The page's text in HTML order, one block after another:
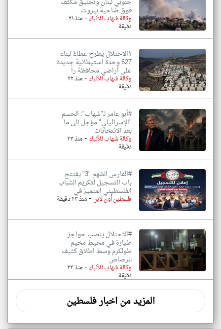
فوق ضاحية بيروت
وكالة شهاب للأنباء- منذ ٢١
دقيقة
#الاحتلال يطرح عطاءً لبناء
627 وحدة استيطانية جديدة
على أراضي محافظة را
وكالة شهاب للأنباء - منذ ٢٢
دقيقة
#أبو عامر لـ"شهاب": الحسم
"الإسرائيلي" مؤجل إلى ما
بعد الانتخابات
وكالة شهاب للأنباء - منذ ٢٣
دقيقة
#الفارس الشهم "3" يفتتح
باب التسجيل لتكريم الشباب
الفلسطيني المتميز في
فلسطين أون لاين -منذ ٢٣ دقيقة
#الاحتلال ينصب حواجز
طيارة في محيط مخيم
طولكرم وسط اطلاق كثيف
للرصاص
وكالة شهاب للأنباء - منذ ٢٣
دقيقة
المزيد من اخبار فلسطين